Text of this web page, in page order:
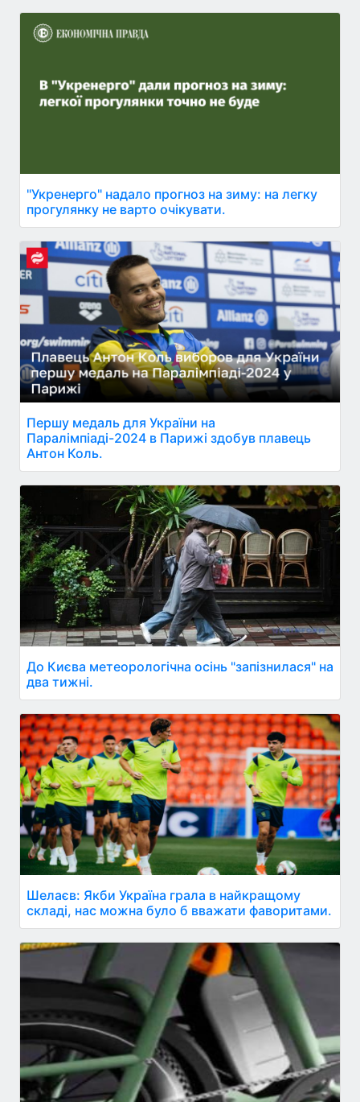
"Укренерго" надало прогноз на зиму: на легку
прогулянку не варто очікувати.
Першу медаль для України на
Паралімпіаді-2024 в Парижі здобув плавець
Антон Коль.
До Києва метеорологічна осінь "запізнилася" на
два тижні.
Шелаєв: Якби Україна грала в найкращому
складі, нас можна було б вважати фаворитами.